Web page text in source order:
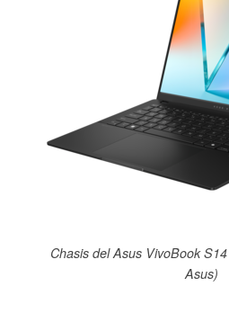
Chasis del Asus VivoBook
Asus)